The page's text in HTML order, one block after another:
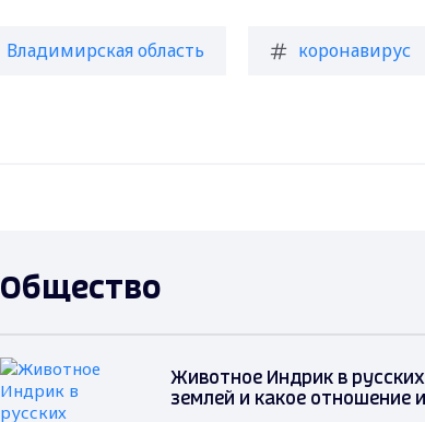
Владимирская область коронавирус
Общество
Животное Индрик в
землей и какое отношение